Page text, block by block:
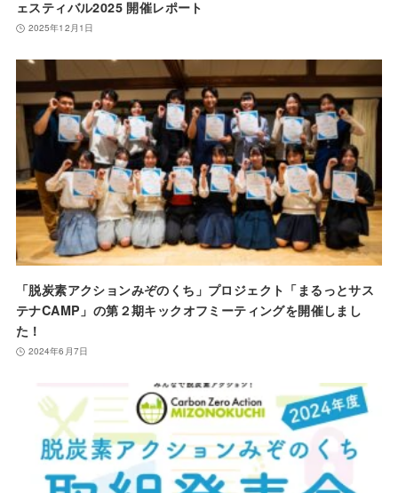
ェスティバル2025 開催レポート
2025年12月1日
「脱炭素アクションみぞのくち」プロジェクト「まるっとサス
テナCAMP」の第２期キックオフミーティングを開催しまし
た！
2024年6月7日